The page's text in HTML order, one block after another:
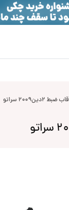
قاب ضبط 2دین2009 سراتو